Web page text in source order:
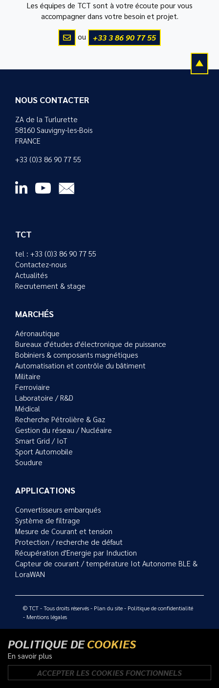
Les équipes de TCT sont à votre écoute pour vous
accompagner dans votre besoin et projet.
ou +33 3 86 90 77 55
NOUS CONTACTER
ZA de la Turlurette
58160 Sauvigny-les-Bois
FRANCE
+33 (0)3 86 90 77 55
TCT
tel : +33 (0)3 86 90 77 55
Contactez-nous
Actualités
Recrutement & stage
MARCHÉS
Aéronautique
Bureaux d'études d'électronique de puissance
Bobiniers & composants magnétiques
Automatisation et contrôle du bâtiment
Militaire
Ferroviaire
Laboratoire / R&D
Médical
Recherche Pétrolière & Gaz
Gestion du réseau / Nucléaire
Smart Grid / IoT
Sport Automobile
Soudure
APPLICATIONS
Convertisseurs embarqués
Système de filtrage
Mesure de Courant et tension
Protection / recherche de défaut
Récupération d'Energie par Induction
Capteur de courant / température Iot Autonome BLE &
LoraWAN
© TCT - Tous droits réservés - Plan du site- Politique de confidentialité
- Mentions légales
POLITIQUE DECOOKIES
En savoir plus
ACCEPTER LES COOKIES FONCTIONNELS